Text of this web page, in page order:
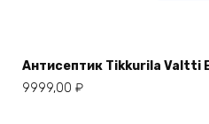
Антисептик Tikkurila Valtti
9999,00 ₽